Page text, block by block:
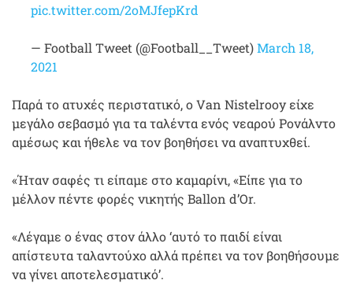
pic.twitter.com/2oMJfepKrd
— Football Tweet (@Football__Tweet)March 18,
2021
Παρά το ατυχές περιστατικό, ο Van Nistelrooy είχε
μεγάλο σεβασμό για τα ταλέντα ενός νεαρού Ρονάλντο
αμέσως και ήθελε να τον βοηθήσει να αναπτυχθεί.
«Ήταν σαφές τι είπαμε στο καμαρίνι, «Είπε για το
μέλλον πέντε φορές νικητής Ballon d’Or.
«Λέγαμε ο ένας στον άλλο ‘αυτό το παιδί είναι
απίστευτα ταλαντούχο αλλά πρέπει να τον βοηθήσουμε
να γίνει αποτελεσματικό’.